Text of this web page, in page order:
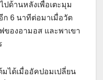
ปด้านหลังเพื่อเตะมุม
ก 6 นาทีต่อมาเมื่อวัต
ของอามอส และพาเขา
มได้เมื่ออัคปอมเปลี่ยน